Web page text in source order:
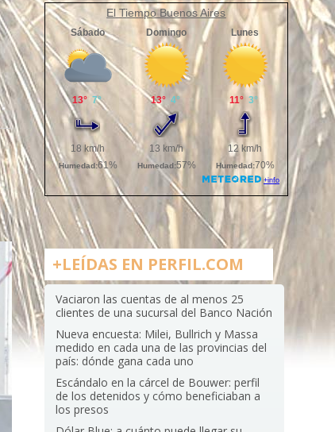
El Tiempo Buenos Aires
+LEÍDAS EN PERFIL.COM
Vaciaron las cuentas de al menos 25
clientes de una sucursal del Banco Nación
Nueva encuesta: Milei, Bullrich y Massa
medido en cada una de las provincias del
país: dónde gana cada uno
Escándalo en la cárcel de Bouwer: perfil
de los detenidos y cómo beneficiaban a
los presos